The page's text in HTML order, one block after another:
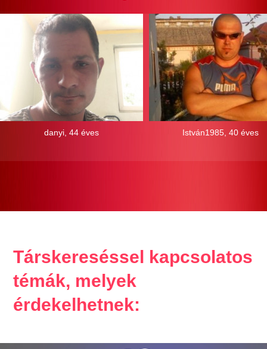
danyi, 44 éves István1985, 40 éves
Társkereséssel kapcsolatos
témák, melyek
érdekelhetnek: